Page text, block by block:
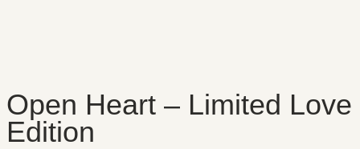
Open Heart – Limited Love
Edition